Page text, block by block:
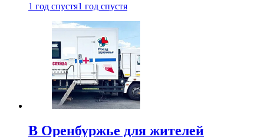
1 год спустя1 год спустя
В Оренбуржье для жителей